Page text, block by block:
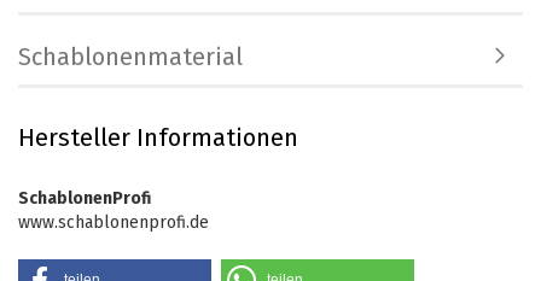
Schablonenmaterial
Hersteller Informationen
SchablonenProfi
www.schablonenprofi.de